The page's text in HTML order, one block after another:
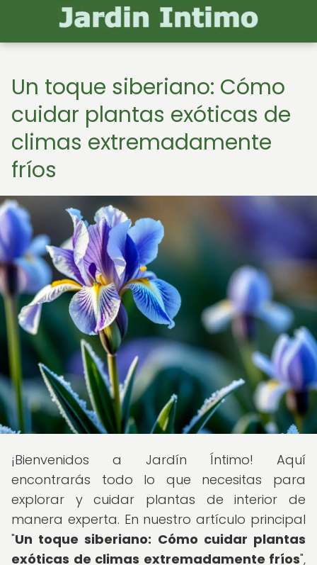
Un toque siberiano: Cómo
cuidar plantas exóticas de
climas extremadamente
fríos
¡Bienvenidos a Jardín Íntimo! Aquí
encontrarás todo lo que necesitas para
explorar y cuidar plantas de interior de
manera experta. En nuestro artículo principal
"Un toque siberiano: Cómo cuidar plantas
exóticas de climas extremadamente fríos",